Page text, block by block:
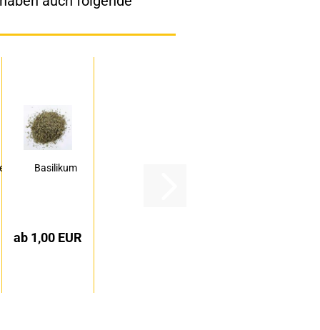
Basilikum
ab 1,00 EUR